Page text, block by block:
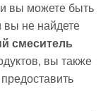
вы можете быть
вы не найдете
смеситель
вы также